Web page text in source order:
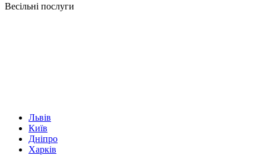
Весільні послуги
Львів
Київ
Дніпро
Харків